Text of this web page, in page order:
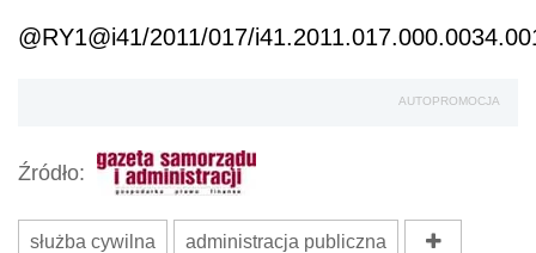
@RY1@i41/2011/017/
AUTOPROMOCJA
Źródło:
służba cywilna administracja publiczna